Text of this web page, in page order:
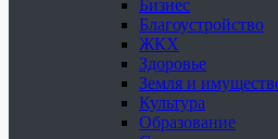
Бизнес
Благоустройство
ЖКХ
Здоровье
Земля и
Культура
Образование